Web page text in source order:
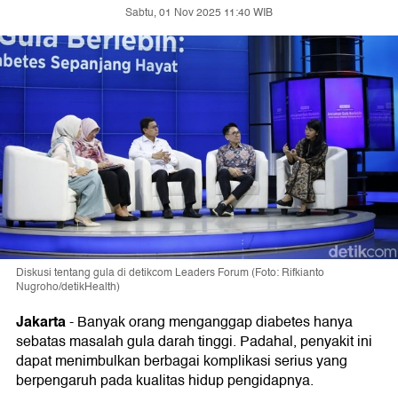
Sabtu, 01 Nov 2025 11:40 WIB
Diskusi tentang gula di detikcom Leaders Forum (Foto: Rifkianto
Nugroho/detikHealth)
Jakarta-Banyak orang menganggap diabetes hanya
sebatas masalah gula darah tinggi. Padahal, penyakit ini
dapat menimbulkan berbagai komplikasi serius yang
berpengaruh pada kualitas hidup pengidapnya.